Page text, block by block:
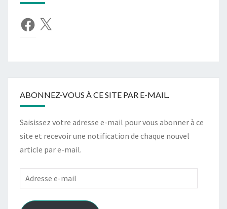
Facebook
X
ABONNEZ-VOUS À CE SITE PAR E-MAIL.
Saisissez votre adresse e-mail pour vous abonner à ce
site et recevoir une notification de chaque nouvel
article par e-mail.
Adresse
e-
mail